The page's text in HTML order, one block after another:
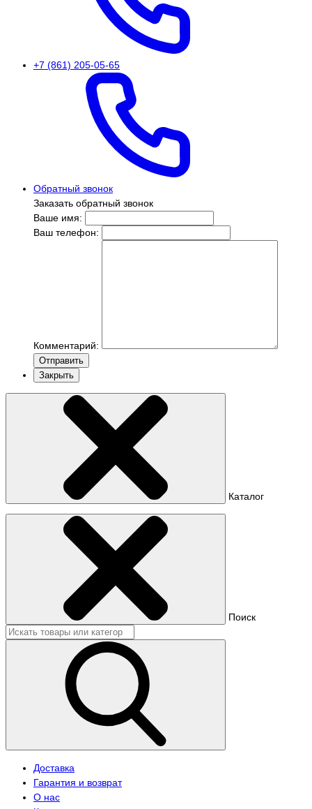
+7 (861) 205-05-65
Обратный звонок
Заказать обратный звонок
Ваше имя:
Ваш телефон:
Комментарий:
Отправить
Закрыть
Каталог
Поиск
Доставка
Гарантия и возврат
О нас